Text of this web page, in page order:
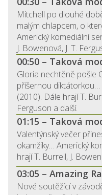
Mitchell po dlouhé
malým chlapcem, o
Americký komediální
J. Bowenová, J. T.
00:50 – Taková
Gloria nechtěně pošle
příšernou diktátorkou…
(2010). Dále hrají T.
Ferguson a další.
01:15 – Taková
Valentýnský večer
okamžiky… Americký
hrají T. Burrell, J.
03:05 – Amazing
Nové soutěžící v